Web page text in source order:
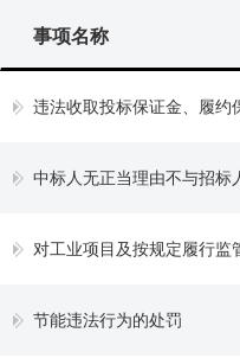
事项名称
违法收取投标保证金、履约
中标人无正当理由不与招标
对工业项目及按规定履行监
节能违法行为的处罚